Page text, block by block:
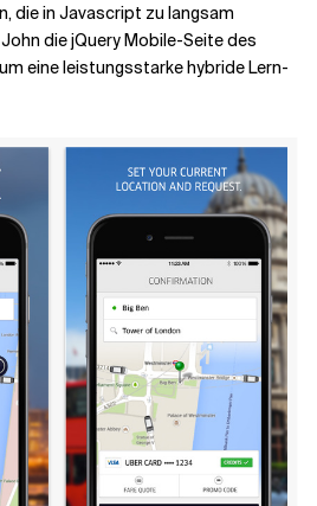
die in Javascript zu langsam
die jQuery Mobile-Seite des
eine leistungsstarke hybride Lern-